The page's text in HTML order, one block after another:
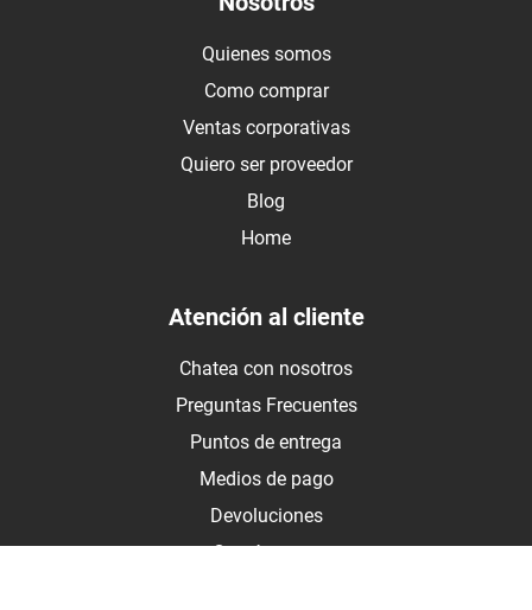
Quienes somos
Como comprar
Ventas corporativas
Quiero ser proveedor
Blog
Home
Atención al cliente
Chatea con nosotros
Preguntas Frecuentes
Puntos de entrega
Medios de pago
Devoluciones
Contáctanos